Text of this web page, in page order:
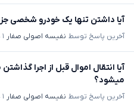
آیا داشتن تنها یک خودرو شخصی
آخرین پاسخ توسط نفیسه اصولی صفار ۱ هفته پیش
آیا انتقال اموال قبل از اجرا
میشود؟
آخرین پاسخ توسط نفیسه اصولی صفار ۱ هفته پیش